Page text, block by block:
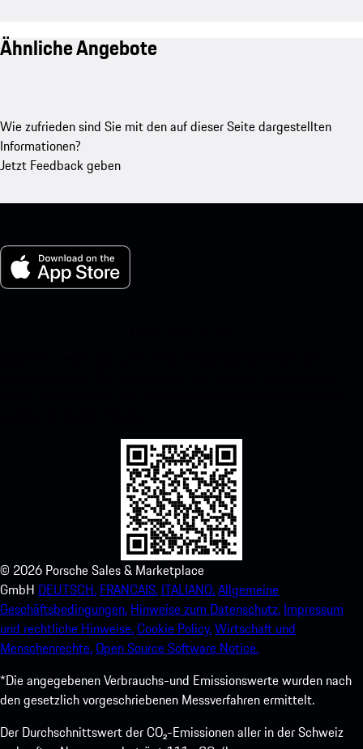
Ähnliche Angebote
Wie zufrieden sind Sie mit den auf dieser Seite dargestellten
Informationen?
Jetzt Feedback geben
© 2026 Porsche Sales & Marketplace
GmbH DEUTSCH. FRANCAIS. ITALIANO.Allgemeine
Geschäftsbedingungen. Hinweise zum Datenschutz. Impressum
und rechtliche Hinweise.Cookie Policy.Wirtschaft und
Menschenrechte.Open Source Software Notice.
*Die angegebenen Verbrauchs-und Emissionswerte wurden nach
den gesetzlich vorgeschriebenen Messverfahren ermittelt.
Der Durchschnittswert der CO₂-Emissionen aller in der Schweiz